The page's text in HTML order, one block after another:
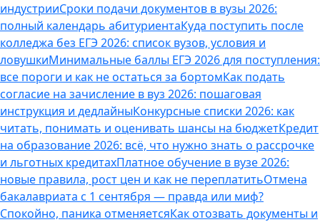
индустрииСроки подачи документов в вузы 2026:
полный календарь абитуриентаКуда поступить после
колледжа без ЕГЭ 2026: список вузов, условия и
ловушкиМинимальные баллы ЕГЭ 2026 для поступления:
все пороги и как не остаться за бортомКак подать
согласие на зачисление в вуз 2026: пошаговая
инструкция и дедлайныКонкурсные списки 2026: как
читать, понимать и оценивать шансы на бюджетКредит
на образование 2026: всё, что нужно знать о рассрочке
и льготных кредитахПлатное обучение в вузе 2026:
новые правила, рост цен и как не переплатитьОтмена
бакалавриата с 1 сентября — правда или миф?
Спокойно, паника отменяетсяКак отозвать документы и